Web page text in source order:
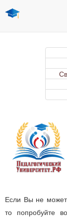
Если Вы не
то попробуйте